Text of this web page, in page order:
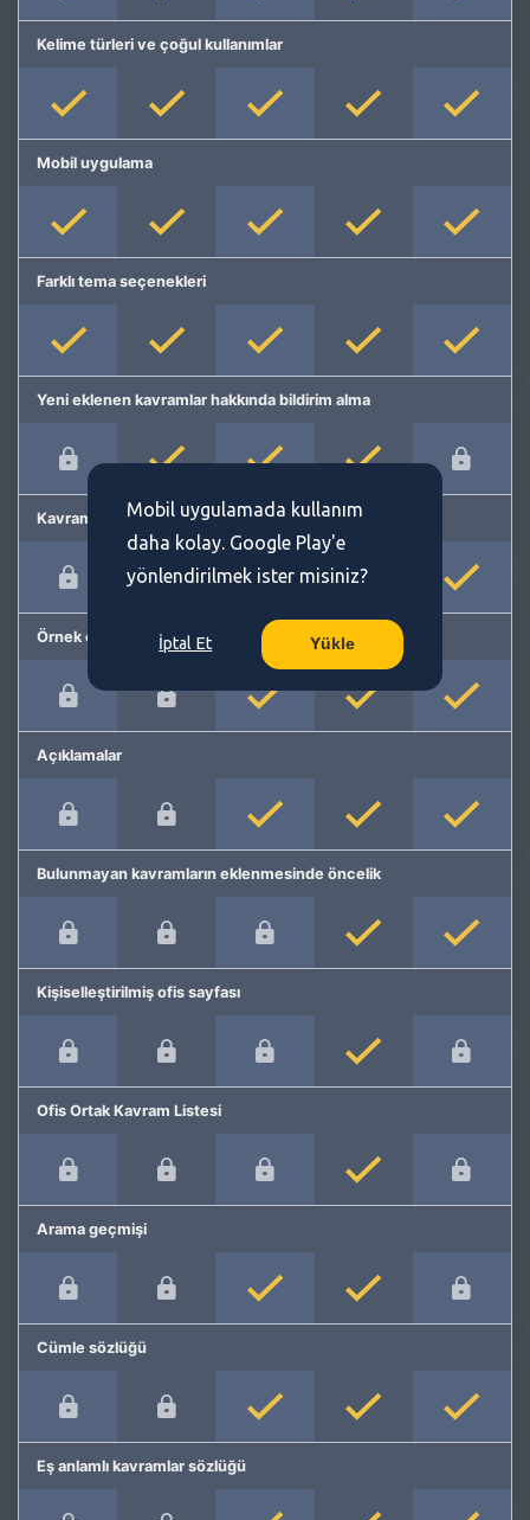
Kelime türleri ve çoğul kullanımlar
Mobil uygulama
Farklı tema seçenekleri
Yeni eklenen kavramlar hakkında bildirim alma
Kavram önerme
Örnek cümleler
Açıklamalar
Bulunmayan kavramların eklenmesinde öncelik
Kişiselleştirilmiş ofis sayfası
Ofis Ortak Kavram Listesi
Arama geçmişi
Cümle sözlüğü
Eş anlamlı kavramlar sözlüğü
Mobil uygulamada kullanım
daha kolay. Google Play'e
yönlendirilmek ister misiniz?
İptal Et Yükle